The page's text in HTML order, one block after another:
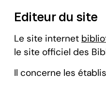
Editeur du site
Le site internet
le site officiel des
Il concerne les